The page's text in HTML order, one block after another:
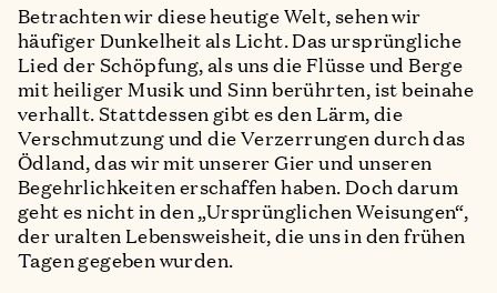
Betrachten wir diese heutige Welt, sehen wir
häufiger Dunkelheit als Licht. Das ursprüngliche
Lied der Schöpfung, als uns die Flüsse und Berge
mit heiliger Musik und Sinn berührten, ist beinahe
verhallt. Stattdessen gibt es den Lärm, die
Verschmutzung und die Verzerrungen durch das
Ödland, das wir mit unserer Gier und unseren
Begehrlichkeiten erschaffen haben. Doch darum
geht es nicht in den „Ursprünglichen Weisungen“,
der uralten Lebensweisheit, die uns in den frühen
Tagen gegeben wurden.